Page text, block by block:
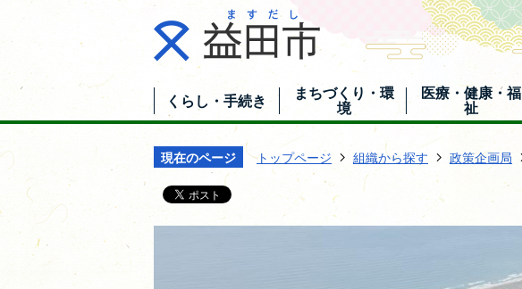
くらし・手続き
まちづくり・環
境
医療・健康・福
祉
現在のページ トップページ 組織から探す 政策企画局
企